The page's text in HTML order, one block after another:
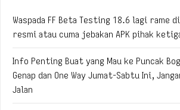
Waspada FF Beta Testing 18.6 lagi rame
resmi atau cuma jebakan APK pihak
Info Penting Buat yang Mau ke Puncak
Genap dan One Way Jumat-Sabtu Ini,
Jalan